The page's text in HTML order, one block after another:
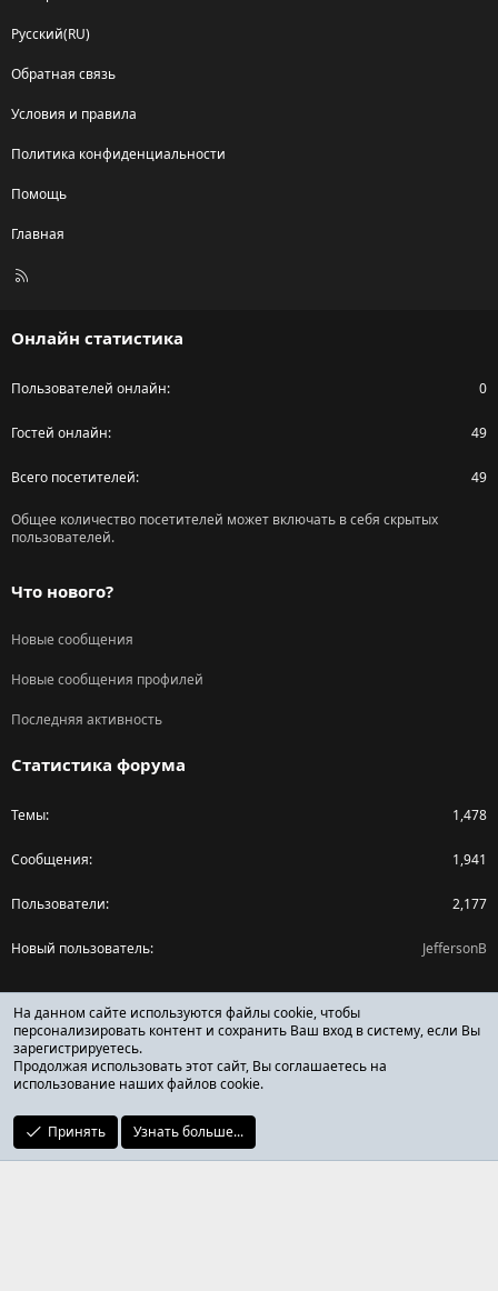
Русский(RU)
Обратная связь
Условия и правила
Политика конфиденциальности
Помощь
Главная
R
Онлайн статистика
Пользователей онлайн 0
Гостей онлайн 49
Всего посетителей 49
Общее количество посетителей может включать в себя скрытых
пользователей.
Что нового?
Новые сообщения
Новые сообщения профилей
Последняя активность
Статистика форума
Темы 1,478
Сообщения 1,941
Пользователи 2,177
Новый пользователь JeffersonB
Поделиться страницей
Facebook
X (Twitter)
Reddit
ОТЗЫВЫ ОНЛАЙН ФОРУМ
На данном сайте используются файлы cookie, чтобы
персонализировать контент и сохранить Ваш вход в систему, если Вы
зарегистрируетесь.
Продолжая использовать этот сайт, Вы соглашаетесь на
использование наших файлов cookie.
Принять Узнать больше...